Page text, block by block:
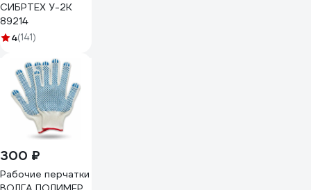
СИБРТЕХ У-2К
89214
4(141)
300 ₽
Рабочие перчатки